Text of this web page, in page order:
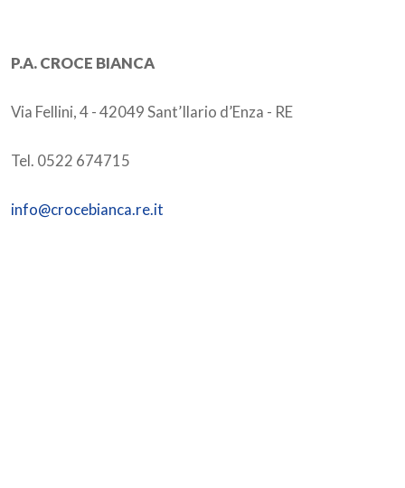
P.A. CROCE BIANCA
Via Fellini, 4 - 42049 Sant’Ilario d’Enza - RE
Tel. 0522 674715
info@crocebianca.re.it